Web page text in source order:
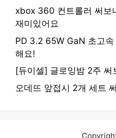
xbox 360 컨트롤러 써보
재미있어요
PD 3.2 65W GaN 초고
해요!
[듀이셀] 글로잉밤 2주 써
오데뜨 앞접시 2개 세트